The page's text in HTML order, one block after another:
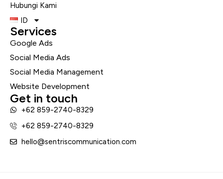
Hubungi Kami
ID
Services
Google Ads
Social Media Ads
Social Media Management
Website Development
Get in touch
+62 859-2740-8329
+62 859-2740-8329
hello@sentriscommunication.com